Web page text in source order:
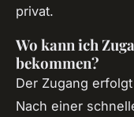
privat.
Wo kann ich
bekommen?
Der Zugang
Nach einer